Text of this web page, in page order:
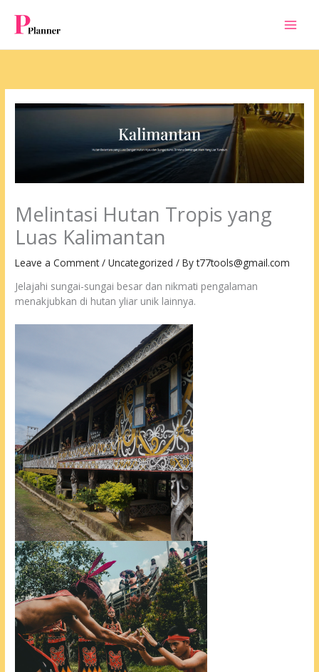
content
Melintasi Hutan Tropis yang
Luas Kalimantan
Leave a Comment /Uncategorized / Byt77tools@gmail.com
Jelajahi sungai-sungai besar dan nikmati pengalaman
menakjubkan di hutan yliar unik lainnya.